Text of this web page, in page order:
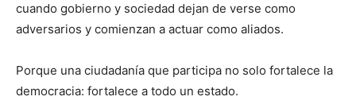
cuando gobierno y sociedad dejan de verse como
adversarios y comienzan a actuar como aliados.
Porque una ciudadanía que participa no solo fortalece la
democracia: fortalece a todo un estado.